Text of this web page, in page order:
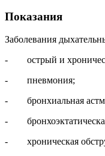
Показания
Заболевания
- острый и
- пневмония;
- бронхиальная астма
-
- хроническая